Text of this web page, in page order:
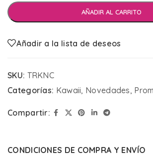
AÑADIR AL CARRITO
Añadir a la lista de deseos
SKU: TRKNC
Categorías: Kawaii, Novedades,
Compartir:
CONDICIONES DE COMPRA Y ENVÍO